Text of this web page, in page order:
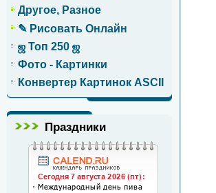
Другое, Разное
✎ Рисовать Онлайн
ஜ Топ 250 ஜ
Фото - Картинки
Конвертер Картинок ASCII
Праздники